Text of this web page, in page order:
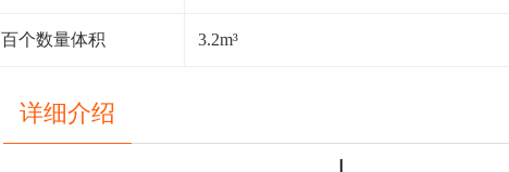
百个数量体积 3.2m³
详细介绍